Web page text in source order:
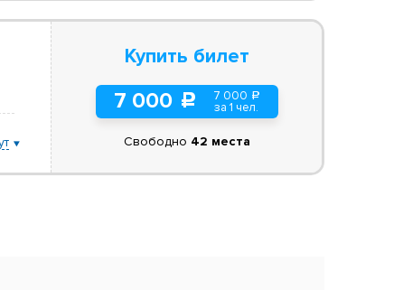
Купить билет
7 000 c 7 000 a
за 1 чел.
Свободно 42 места